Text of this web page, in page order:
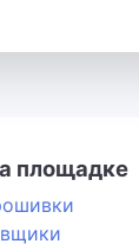
площадке